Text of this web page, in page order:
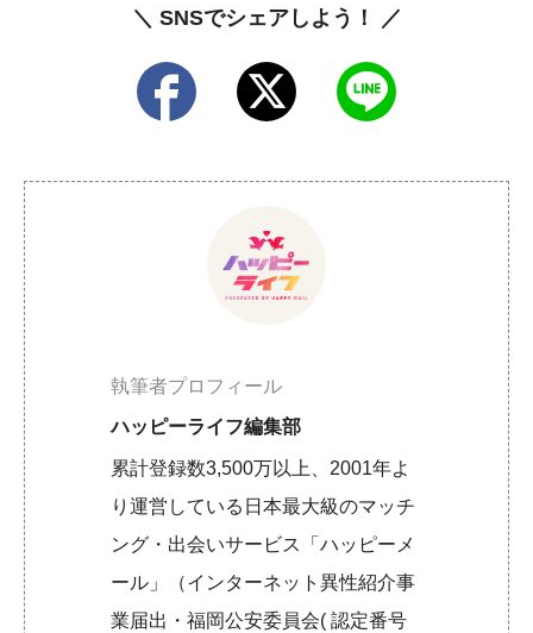
＼ SNSでシェアしよう！ ／
執筆者プロフィール
ハッピーライフ編集部
累計登録数3,500万以上、2001年よ
り運営している日本最大級のマッチ
ング・出会いサービス「ハッピーメ
ール」（インターネット異性紹介事
業届出・福岡公安委員会( 認定番号